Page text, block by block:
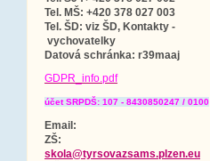
Tel. MŠ: +420 378 027 003
Tel. ŠD: viz ŠD, Kontakty -
vychovatelky
Datová schránka: r39maaj
GDPR_info.pdf
účet SRPDŠ: 107 - 8430850247 / 0100
Email:
ZŠ:
skola@tyrsovazsams.plzen.eu